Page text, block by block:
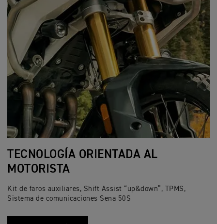
TECNOLOGÍA ORIENTADA AL
MOTORISTA
Kit de faros auxiliares, Shift Assist “up&down”, TPMS,
Sistema de comunicaciones Sena 50S